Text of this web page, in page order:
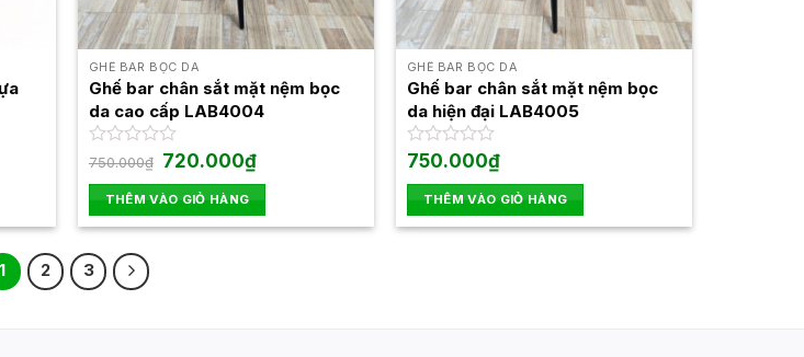
GHẾ BAR BỌC DA
Ghế bar chân sắt mặt nệm bọc
da cao cấp LAB4004
Được
hạng
0
5
750.000₫ Giá
gốc
là:
750.000₫.
720.000₫Giá
hiện
tại
là:
720.000₫.
THÊM VÀO GIỎ HÀNG
GHẾ BAR BỌC DA
Ghế bar chân sắt mặt nệm bọc
da hiện đại LAB4005
Được
hạng
0
5
750.000₫
THÊM VÀO GIỎ HÀNG
1 2 3